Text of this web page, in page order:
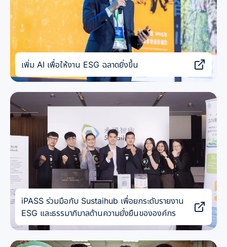
เพิ่ม AI เพื่อให้งาน ESG ฉลาดยิ่งขึ้น
iPASS ร่วมมือกับ Sustaihub เพื่อยกระดับรายงาน
ESG และธรรมาภิบาลด้านความยั่งยืนขององค์กร